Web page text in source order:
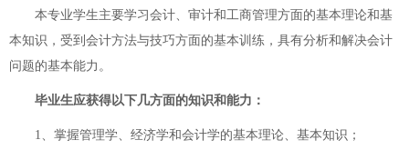
本专业学生主要学习会计、审计和工商管理方面的基本理论和基
本知识，受到会计方法与技巧方面的基本训练，具有分析和解决会计
问题的基本能力。
毕业生应获得以下几方面的知识和能力：
1、掌握管理学、经济学和会计学的基本理论、基本知识；